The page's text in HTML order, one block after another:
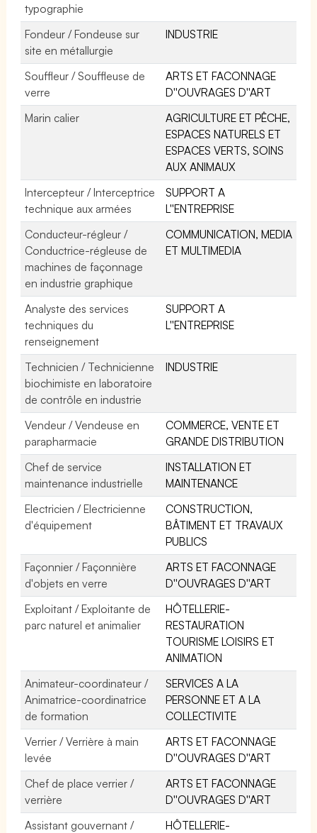
typographie
Fondeur / Fondeuse sur
site en métallurgie
INDUSTRIE
Souffleur / Souffleuse de
verre
ARTS ET FACONNAGE
D''OUVRAGES D''ART
Marin calier
AGRICULTURE ET PÊCHE,
ESPACES NATURELS ET
ESPACES VERTS, SOINS
AUX ANIMAUX
Intercepteur / Interceptrice
technique aux armées
SUPPORT A
L''ENTREPRISE
Conducteur-régleur /
Conductrice-régleuse de
machines de façonnage
en industrie graphique
COMMUNICATION, MEDIA
ET MULTIMEDIA
Analyste des services
techniques du
renseignement
SUPPORT A
L''ENTREPRISE
Technicien / Technicienne
biochimiste en laboratoire
de contrôle en industrie
INDUSTRIE
Vendeur / Vendeuse en
parapharmacie
COMMERCE, VENTE ET
GRANDE DISTRIBUTION
Chef de service
maintenance industrielle
INSTALLATION ET
MAINTENANCE
Electricien / Electricienne
d'équipement
CONSTRUCTION,
BÂTIMENT ET TRAVAUX
PUBLICS
Façonnier / Façonnière
d'objets en verre
ARTS ET FACONNAGE
D''OUVRAGES D''ART
Exploitant / Exploitante de
parc naturel et animalier
HÔTELLERIE-
RESTAURATION
TOURISME LOISIRS ET
ANIMATION
Animateur-coordinateur /
Animatrice-coordinatrice
de formation
SERVICES A LA
PERSONNE ET A LA
COLLECTIVITE
Verrier / Verrière à main
levée
ARTS ET FACONNAGE
D''OUVRAGES D''ART
Chef de place verrier /
verrière
ARTS ET FACONNAGE
D''OUVRAGES D''ART
Assistant gouvernant /
HÔTELLERIE-